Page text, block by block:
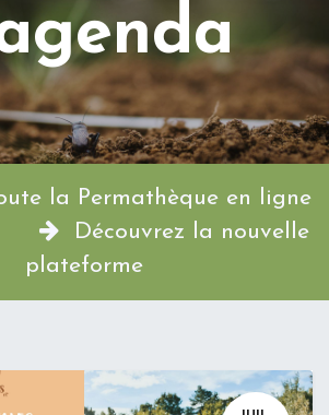
la Permathèque en ligne
Découvrez la nouvelle
plateforme